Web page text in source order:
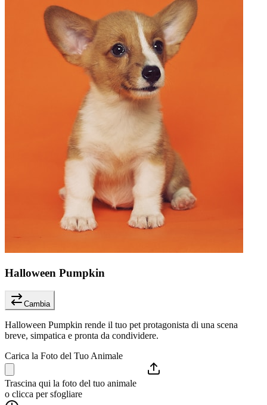
Halloween Pumpkin
Cambia
Halloween Pumpkin rende il tuo pet protagonista di una scena
breve, simpatica e pronta da condividere.
Carica la Foto del Tuo Animale
Trascina qui la foto del tuo animale
o clicca per sfogliare